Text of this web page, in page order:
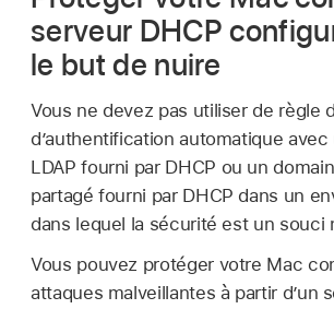
serveur DHCP
le but de nuire
Vous ne devez pas utiliser de règle
d’authentification automatique
LDAP fourni par DHCP ou un
partagé fourni par DHCP dans un
dans lequel la sécurité est un souci
Vous pouvez protéger votre Mac
attaques malveillantes à partir d’un